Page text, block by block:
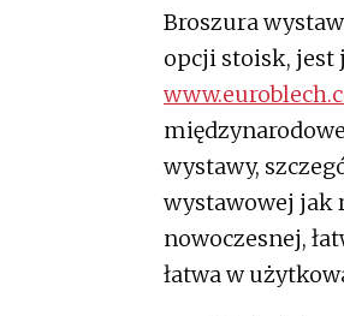
Broszura
opcji stoisk, jest
wystawy,
wystawowej jak
nowoczesnej,
łatwa w